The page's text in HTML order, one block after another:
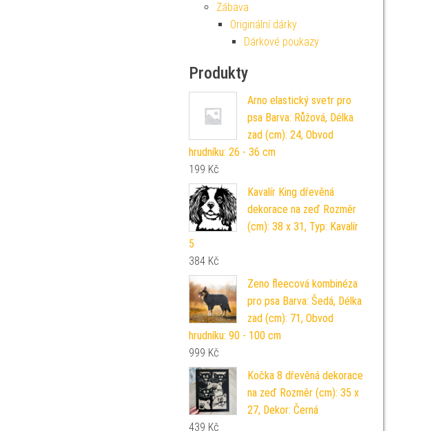
Zábava
Originální dárky
Dárkové poukazy
Produkty
Arno elastický svetr pro
psa Barva: Růžová, Délka
zad (cm): 24, Obvod
hrudníku: 26 - 36 cm
199 Kč
Kavalír King dřevěná
dekorace na zeď Rozměr
(cm): 38 x 31, Typ: Kavalír
5
384 Kč
Zeno fleecová kombinéza
pro psa Barva: Šedá, Délka
zad (cm): 71, Obvod
hrudníku: 90 - 100 cm
999 Kč
Kočka 8 dřevěná dekorace
na zeď Rozměr (cm): 35 x
27, Dekor: Černá
439 Kč